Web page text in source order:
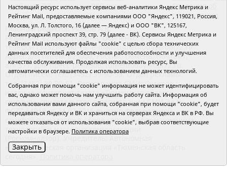
районов ТО
RSS поток
Сведения об
организации
Главный редактор Рябков А.В.
Редакция: 625002, Тюмень, Осипенко, 81,
телефон (3452)49-00-18, e-mail: tumentoday@obl72.ru
Адрес для писем: 625000, Россия, Тюмень, Почтамт,
а/я 371. Для пресс-релизов: tumentoday@obl72.ru.
Отдел писем: тел. (3452) 39-90-59. Отдел рекламы:
тел. (3452) 39-90-51. Регистрация СМИ: Сетевое
издание «Интернет-газета «Тюменская область
сегодня», свидетельство о регистрации СМИ Эл №
ФС77-64918 от 24.02.2016 выдано Федеральной
службой по надзору в сфере связи, информационных
технологий и массовых коммуникаций
(Роскомнадзор). Учредитель: Автономная
некоммерческая организация «Тюменская область
Настоящий ресурс использует сервисы веб-аналитики Яндекс Метрика и
Рейтинг Mail, предоставляемые компаниями ООО "Яндекс", 119021, Россия,
Москва, ул. Л. Толстого, 16 (далее — Яндекс) и ООО "ВК", 125167,
Ленинградский проспект 39, стр. 79 (далее - ВК). Сервисы Яндекс Метрика и
Рейтинг Mail используют файлы "cookie" с целью сбора технических
данных посетителей для обеспечения работоспособности и улучшения
качества обслуживания. Продолжая использовать ресурс, Вы
автоматически соглашаетесь с использованием данных технологий.
Собранная при помощи "cookie" информация не может идентифицировать
вас, однако может помочь нам улучшить работу сайта. Информация об
использовании вами данного сайта, собранная при помощи "cookie", будет
передаваться Яндексу и ВК и храниться на серверах Яндекса и ВК в РФ. Вы
можете отказаться от использования "cookie", выбрав соответствующие
настройки в браузере. Политика оператора
Закрыть